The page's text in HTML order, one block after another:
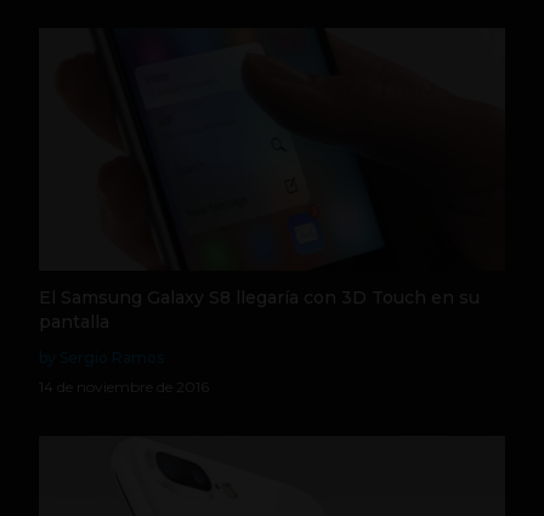
El Samsung Galaxy S8 llegaría con 3D Touch en su
pantalla
14 de noviembre de 2016